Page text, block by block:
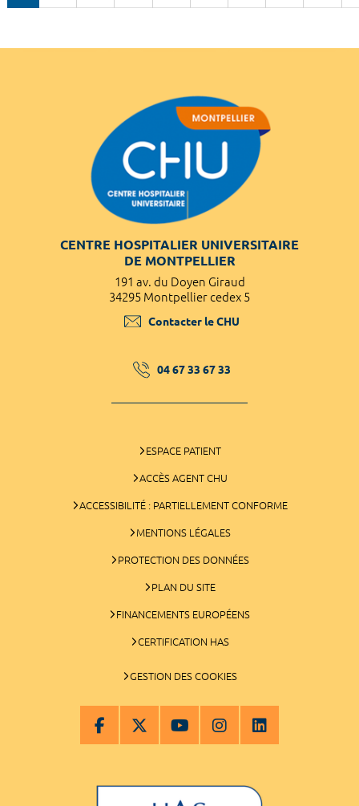
CENTRE HOSPITALIER UNIVERSITAIRE
DE MONTPELLIER
191 av. du Doyen Giraud
34295 Montpellier cedex 5
Contacter le CHU
04 67 33 67 33
ESPACE PATIENT
ACCÈS AGENT CHU
ACCESSIBILITÉ : PARTIELLEMENT CONFORME
MENTIONS LÉGALES
PROTECTION DES DONNÉES
PLAN DU SITE
FINANCEMENTS EUROPÉENS
CERTIFICATION HAS
GESTION DES COOKIES